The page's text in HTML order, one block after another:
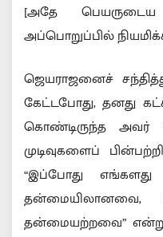
[அதே
அப்பொறுப்பில்
ஜெயராஜனைச்
கேட்டபோது, தனது
கொண்டிருந்த அவர்
முடிவுகளைப்
“இப்போது எங்களது
தன்மையிலானவை,
தன்மையற்றவை”